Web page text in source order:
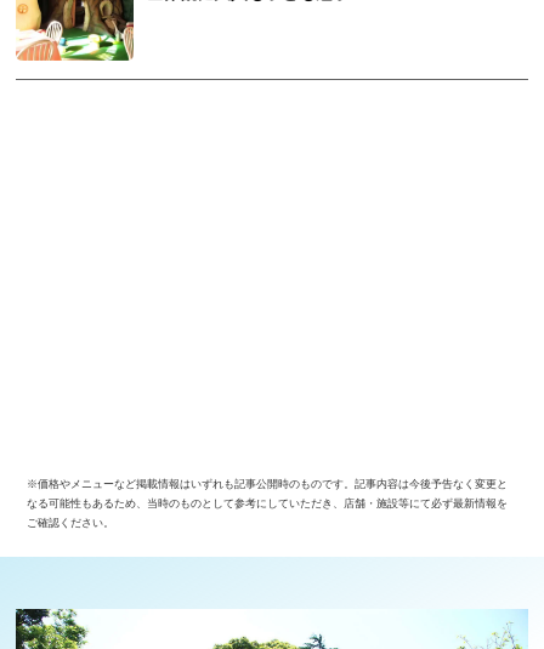
※価格やメニューなど掲載情報はいずれも記事公開時のものです。記事内容は今後予告なく変更と
なる可能性もあるため、当時のものとして参考にしていただき、店舗・施設等にて必ず最新情報を
ご確認ください。